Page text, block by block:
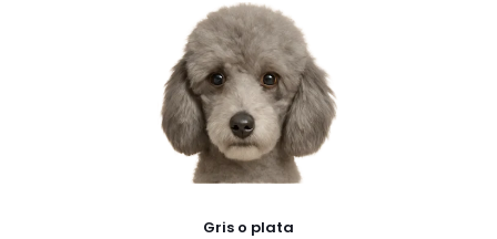
Gris o plata